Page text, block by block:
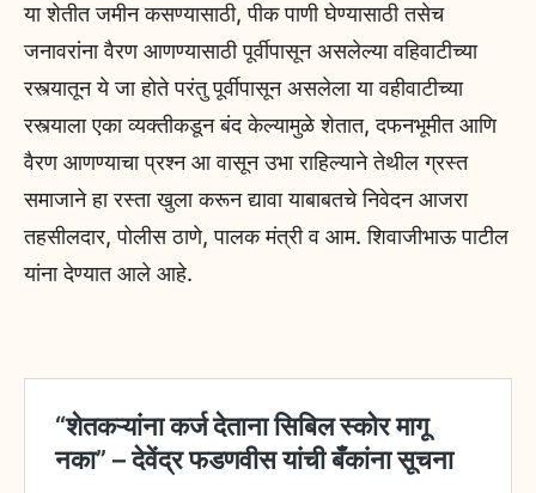
या शेतीत जमीन कसण्यासाठी, पीक पाणी घेण्यासाठी तसेच
जनावरांना वैरण आणण्यासाठी पूर्वीपासून असलेल्या वहिवाटीच्या
रस्त्यातून ये जा होते परंतु पूर्वीपासून असलेला या वहीवाटीच्या
रस्त्याला एका व्यक्तीकडून बंद केल्यामुळे शेतात, दफनभूमीत आणि
वैरण आणण्याचा प्रश्न आ वासून उभा राहिल्याने तेथील ग्रस्त
समाजाने हा रस्ता खुला करून द्यावा याबाबतचे निवेदन आजरा
तहसीलदार, पोलीस ठाणे, पालक मंत्री व आम. शिवाजीभाऊ पाटील
यांना देण्यात आले आहे.